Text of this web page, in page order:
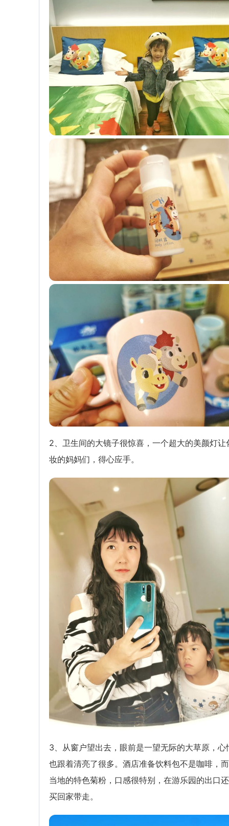
2、卫生间的大镜子很惊喜，一个超大的美颜灯让
妆的妈妈们，得心应手。
3、从窗户望出去，眼前是一望无际的大草原，心
也跟着清亮了很多。酒店准备饮料包不是咖啡，
当地的特色菊粉，口感很特别，在游乐园的出口
买回家带走。